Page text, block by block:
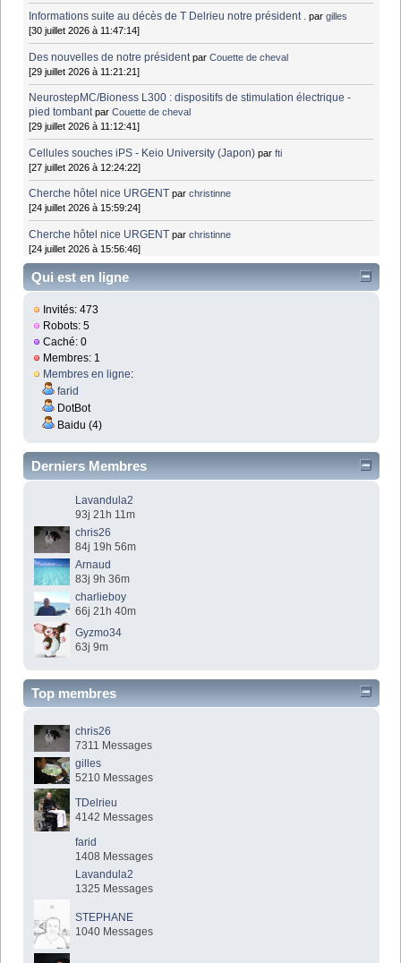
Informations suite au décès de T Delrieu notre président . pargilles
[30 juillet 2026 à 11:47:14]
Des nouvelles de notre président parCouette de cheval
[29 juillet 2026 à 11:21:21]
NeurostepMC/Bioness L300 : dispositifs de stimulation électrique -
pied tombant parCouette de cheval
[29 juillet 2026 à 11:12:41]
Cellules souches iPS - Keio University (Japon) parfti
[27 juillet 2026 à 12:24:22]
Cherche hôtel nice URGENT parchristinne
[24 juillet 2026 à 15:59:24]
Cherche hôtel nice URGENT parchristinne
[24 juillet 2026 à 15:56:46]
Qui est en ligne
Invités: 473
Robots: 5
Caché: 0
Membres: 1
Membres en ligne:
farid
DotBot
Baidu (4)
Derniers Membres
Lavandula2
93j 21h 11m
chris26
84j 19h 56m
Arnaud
83j 9h 36m
charlieboy
66j 21h 40m
Gyzmo34
63j 9m
Top membres
chris26
7311 Messages
gilles
5210 Messages
TDelrieu
4142 Messages
farid
1408 Messages
Lavandula2
1325 Messages
STEPHANE
1040 Messages